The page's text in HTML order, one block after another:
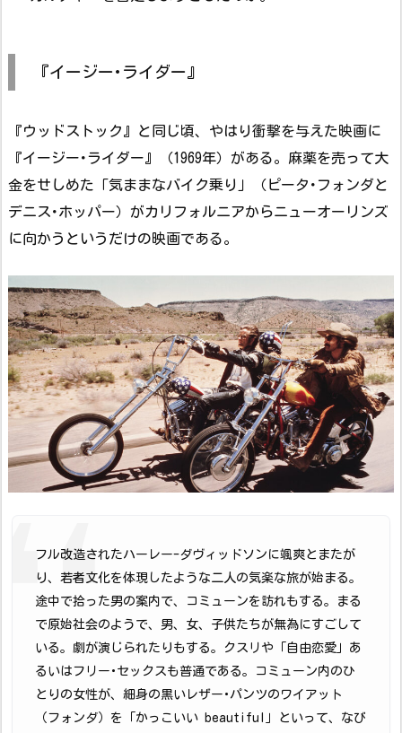
『イージー･ライダー』
『ウッドストック』と同じ頃、やはり衝撃を与えた映画に
『イージー･ライダー』（1969年）がある。麻薬を売って大
金をせしめた「気ままなバイク乗り」（ピータ･フォンダと
デニス･ホッパー）がカリフォルニアからニューオーリンズ
に向かうというだけの映画である。
フル改造されたハーレー-ダヴィッドソンに颯爽とまたが
り、若者文化を体現したような二人の気楽な旅が始まる。
途中で拾った男の案内で、コミューンを訪れもする。まる
で原始社会のようで、男、女、子供たちが無為にすごして
いる。劇が演じられたりもする。クスリや「自由恋愛」あ
るいはフリー･セックスも普通である。コミューン内のひ
とりの女性が、細身の黒いレザー･パンツのワイアット
（フォンダ）を「かっこいい beautiful」といって、なび